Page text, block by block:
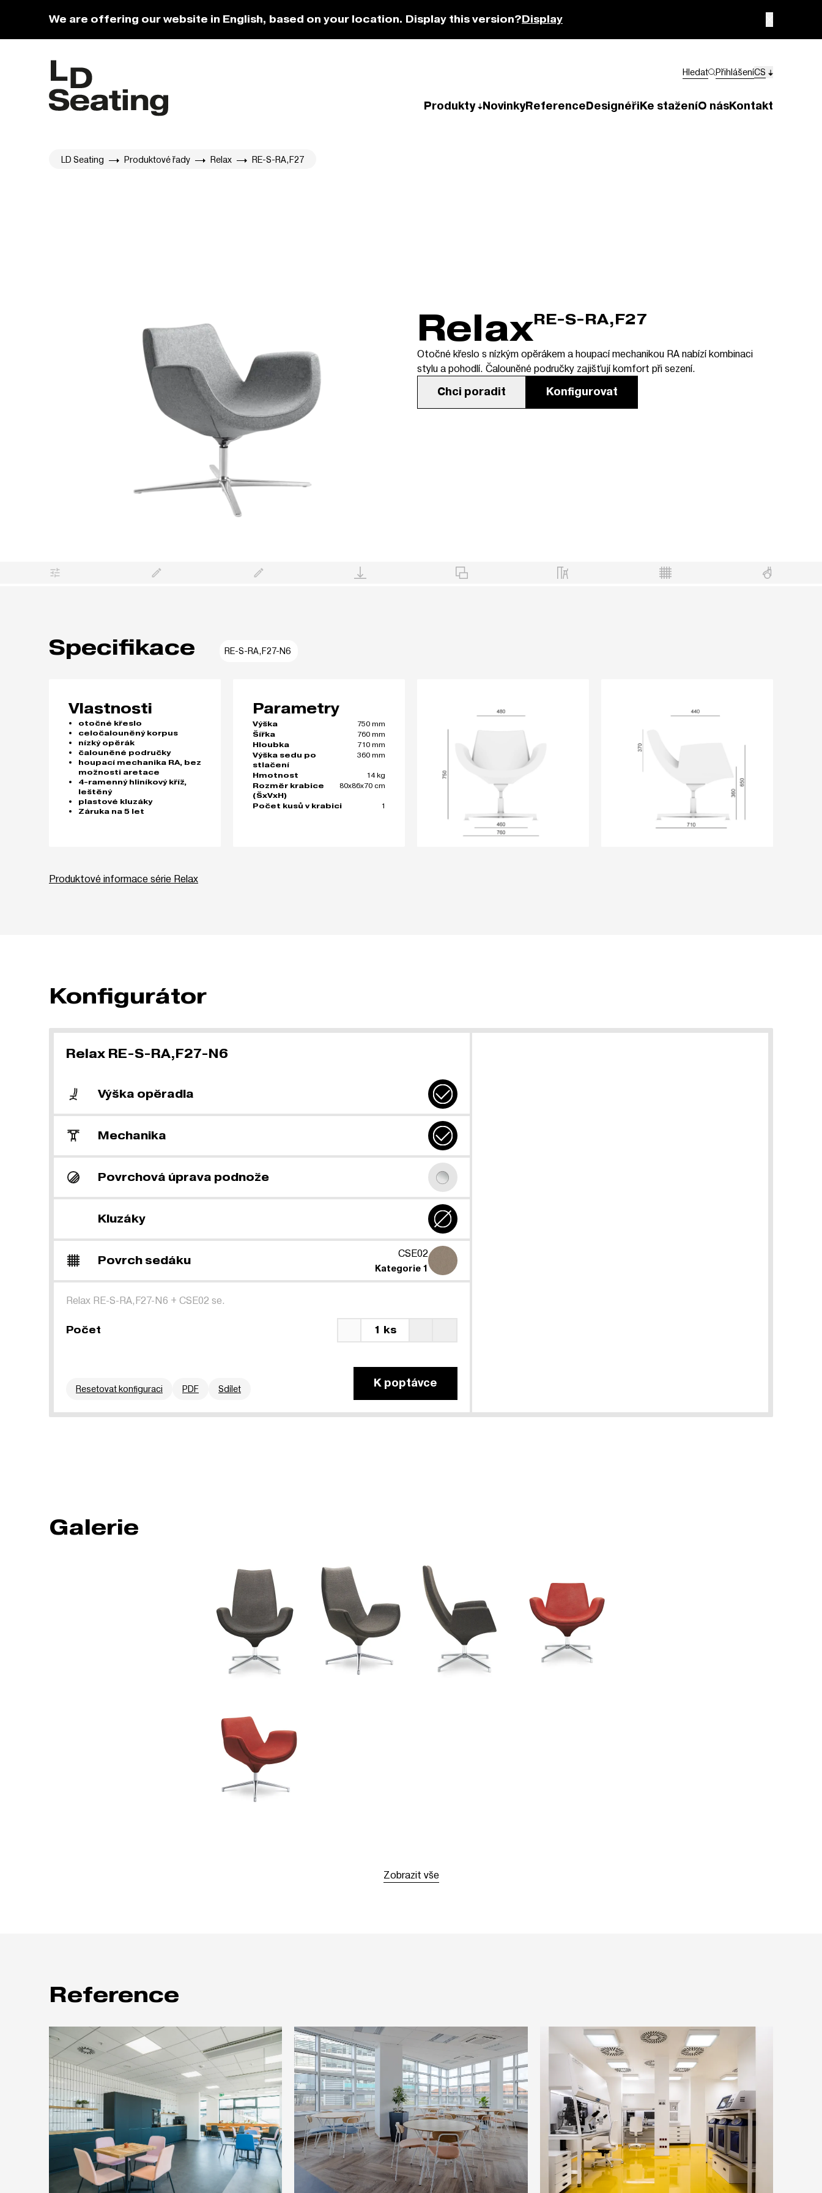
We are offering our website in English, based on your location. Display this version?Display
Hledat PřihlášeníCS
Produkty NovinkyReferenceDesignéřiKe staženíO násKontakt
LD Seating Produktové řady Relax RE-S-RA,F27
RelaxRE-S-RA,F27
Otočné křeslo s nízkým opěrákem a houpací mechanikou RA nabízí kombinaci
stylu a pohodlí. Čalouněné područky zajišťují komfort při sezení.
Chci poradit Konfigurovat
Specifikace RE-S-RA,F27-N6
Vlastnosti
otočné křeslo
celočalouněný korpus
nízký opěrák
čalouněné područky
houpací mechanika RA, bez
možnosti aretace
4-ramenný hliníkový kříž,
leštěný
plastové kluzáky
Záruka na 5 let
Parametry
Výška
750 mm
Šířka
760 mm
Hloubka
710 mm
Výška sedu po
stlačení
360 mm
Hmotnost
14 kg
Rozměr krabice
(ŠxVxH)
80x86x70 cm
Počet kusů v krabici 1
Produktové informace série Relax
Konfigurátor
Relax RE-S-RA,F27-N6
Výška opěradla
Mechanika
Povrchová úprava podnože
Kluzáky
Povrch sedáku
CSE02
Kategorie 1
Relax RE-S-RA,F27-N6 + CSE02 se.
Počet 1 ks
Resetovat konfiguraci PDF Sdílet K poptávce
Galerie
Zobrazit vše
Reference